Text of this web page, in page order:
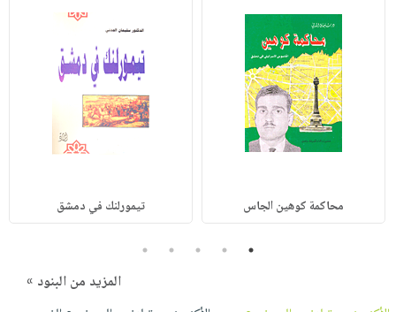
محاكمة كوهين الجاس تيمورلنك في دمشق
1
2
3
4
5
المزيد من البنود »